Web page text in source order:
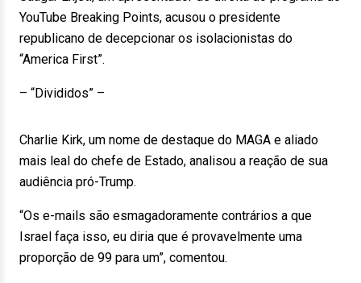
YouTube Breaking Points, acusou o presidente
republicano de decepcionar os isolacionistas do
“America First”.
– “Divididos” –
Charlie Kirk, um nome de destaque do MAGA e aliado
mais leal do chefe de Estado, analisou a reação de sua
audiência pró-Trump.
“Os e-mails são esmagadoramente contrários a que
Israel faça isso, eu diria que é provavelmente uma
proporção de 99 para um”, comentou.